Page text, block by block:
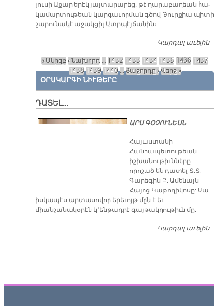
լու­սի Ա­քար ե­րէկ յայ­տա­րա­րեց, թէ ղա­րա­բա­ղեան հա­
կա­մար­տու­թեան կար­գա­ւոր­ման գծով Թուր­քիա պի­տի
շա­րու­նա­կէ ա­ջակ­ցիլ Ատր­պէյ­ճա­նին։
Կարդալ աւելին
Էջեր
« Սկիզբ‹ Նախորդ … 1432 1433 1434 1435 1436 1437
143814391440…Յաջորդը ›Վերջ »
ՕՐԱԿԱՐԳԻ ՆԻՒԹԵՐԸ
ԴԱՏԵԼ…
ԱՐԱ ԳՕՉՈՒՆԵԱՆ
​Հայաստանի
Հանրապետութեան
իշխանութիւնները
որոշած են դատել Տ.Տ.
Գարեգին Բ. Ամենայն
Հայոց Կաթողիկոսը: Սա
իսկապէս արտասովոր երեւոյթ մըն է եւ
միանշանակօրէն կ՚ենթադրէ գայթակղութիւն մը:
Կարդալ աւելին